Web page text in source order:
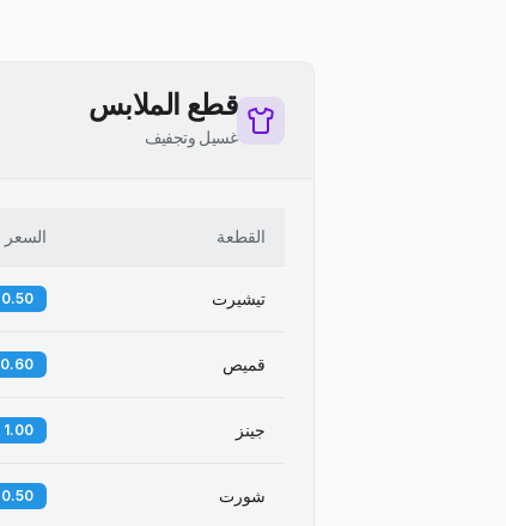
قطع الملابس
غسيل وتجفيف
القطعة السعر
تيشيرت 0.50 BD
قميص 0.60 BD
جينز 1.00 BD
شورت 0.50 BD